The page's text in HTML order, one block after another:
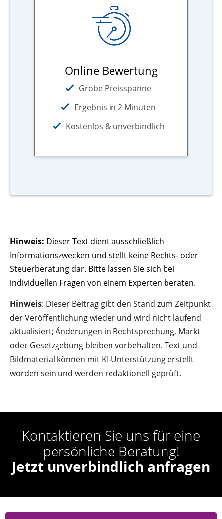
Online Bewertung
Grobe Preisspanne
Ergebnis in 2 Minuten
Kostenlos & unverbindlich
Hinweis: Dieser Text dient ausschließlich
Informationszwecken und stellt keine Rechts- oder
Steuerberatung dar. Bitte lassen Sie sich bei
individuellen Fragen von einem Experten beraten.
Hinweis: Dieser Beitrag gibt den Stand zum Zeitpunkt
der Veröffentlichung wieder und wird nicht laufend
aktualisiert; Änderungen in Rechtsprechung, Markt
oder Gesetzgebung bleiben vorbehalten. Text und
Bildmaterial können mit KI-Unterstützung erstellt
worden sein und werden redaktionell geprüft.
Kontaktieren Sie uns für eine
persönliche Beratung!
Jetzt unverbindlich anfragen